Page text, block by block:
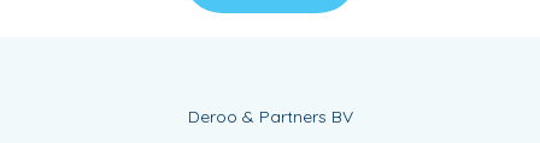
Deroo & Partners BV